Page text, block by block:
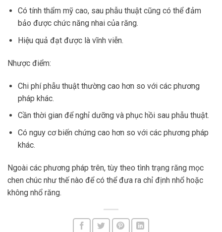
Có tính thẩm mỹ cao, sau phẫu thuật cũng có thể đảm
bảo được chức năng nhai của răng.
Hiệu quả đạt được là vĩnh viễn.
Nhược điểm:
Chi phí phẫu thuật thường cao hơn so với các phương
pháp khác.
Cần thời gian để nghỉ dưỡng và phục hồi sau phẫu thuật.
Có nguy cơ biến chứng cao hơn so với các phương pháp
khác.
Ngoài các phương pháp trên, tùy theo tình trạng răng mọc
chen chúc như thế nào để có thể đưa ra chỉ định nhổ hoặc
không nhổ răng.